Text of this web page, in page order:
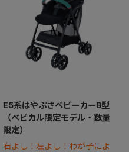
E5系はやぶさベビーカーB型
（ベビカル限定モデル・数量
限定）
右よし！左よし！わが子によ